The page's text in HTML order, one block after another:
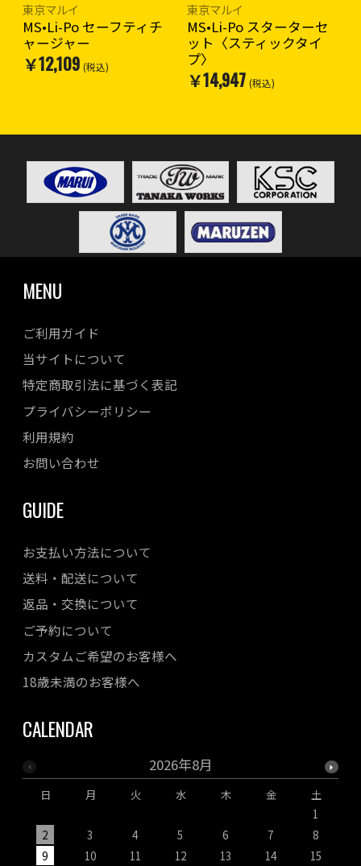
東京マルイ
MS•Li-Po セーフティチ
ャージャー
￥12,109 (税込)
東京マルイ
MS•Li-Po スターターセ
ット〈スティックタイ
プ〉
￥14,947 (税込)
MENU
ご利用ガイド
当サイトについて
特定商取引法に基づく表記
プライバシーポリシー
利用規約
お問い合わせ
GUIDE
お支払い方法について
送料・配送について
返品・交換について
ご予約について
カスタムご希望のお客様へ
18歳未満のお客様へ
CALENDAR
2026年8月
日 月 火 水 木 金
土
1
2
3 4 5 6 7
8
9
10 11 12 13 14 15